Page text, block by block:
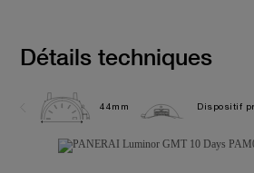
Détails techniques
44mm Dispositif